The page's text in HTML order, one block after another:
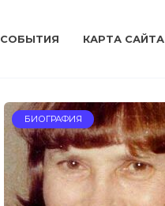
CОБЫТИЯ КАРТА САЙТА
БИОГРАФИЯ